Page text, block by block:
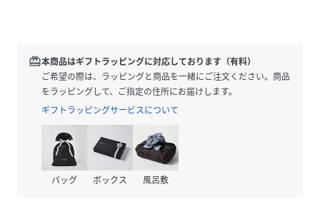
＊＊＊＊＊＊＊＊＊＊＊＊＊＊＊＊＊＊＊＊＊＊
透け感：なし
裏地：なし
伸縮性：なし
光沢感：なし
生地の厚さ：普通
＊＊＊＊＊＊＊＊＊＊＊＊＊＊＊＊＊＊＊＊＊＊
redeem本商品はギフトラッピングに対応しております（有料）
ご希望の際は、ラッピングと商品を一緒にご注文ください。商品
をラッピングして、ご指定の住所にお届けします。
ギフトラッピングサービスについて
バッグ ボックス 風呂敷